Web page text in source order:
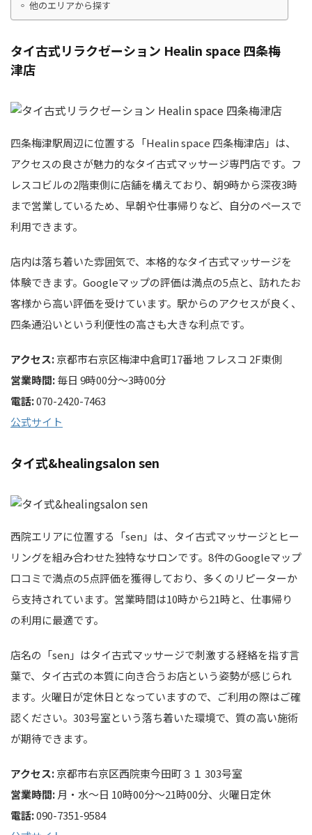
他のエリアから探す
タイ古式リラクゼーション Healin space 四条梅
津店
四条梅津駅周辺に位置する「Healin space 四条梅津店」は、
アクセスの良さが魅力的なタイ古式マッサージ専門店です。フ
レスコビルの2階東側に店舗を構えており、朝9時から深夜3時
まで営業しているため、早朝や仕事帰りなど、自分のペースで
利用できます。
店内は落ち着いた雰囲気で、本格的なタイ古式マッサージを
体験できます。Googleマップの評価は満点の5点と、訪れたお
客様から高い評価を受けています。駅からのアクセスが良く、
四条通沿いという利便性の高さも大きな利点です。
アクセス:京都市右京区梅津中倉町17番地 フレスコ 2F東側
営業時間:毎日 9時00分～3時00分
電話:070-2420-7463
公式サイト
タイ式&healingsalon sen
西院エリアに位置する「sen」は、タイ古式マッサージとヒー
リングを組み合わせた独特なサロンです。8件のGoogleマップ
口コミで満点の5点評価を獲得しており、多くのリピーターか
ら支持されています。営業時間は10時から21時と、仕事帰り
の利用に最適です。
店名の「sen」はタイ古式マッサージで刺激する経絡を指す言
葉で、タイ古式の本質に向き合うお店という姿勢が感じられ
ます。火曜日が定休日となっていますので、ご利用の際はご確
認ください。303号室という落ち着いた環境で、質の高い施術
が期待できます。
アクセス:京都市右京区西院東今田町３１ 303号室
営業時間: 月・水～日 10時00分～21時00分、火曜日定休
電話:090-7351-9584